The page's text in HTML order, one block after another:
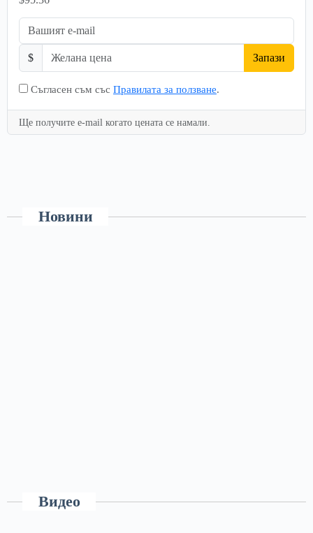
$ Запази
Съгласен съм със Правилата за ползване.
Ще получите e-mail когато цената се намали.
Новини
Видео